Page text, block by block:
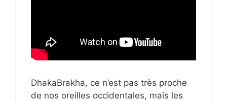
DhakaBrakha, ce n’est pas très proche
de nos oreilles occidentales, mais les